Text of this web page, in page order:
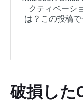
クティベーシ
は？この投稿
破損した